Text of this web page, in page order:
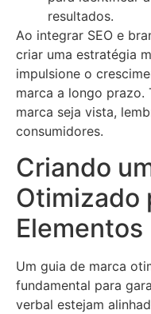
resultados.
Ao integrar SEO e
criar uma estratégia
impulsione o
marca a longo prazo.
marca seja vista,
consumidores.
Criando
Otimizado
Elementos
Um guia de marca
fundamental para
verbal estejam